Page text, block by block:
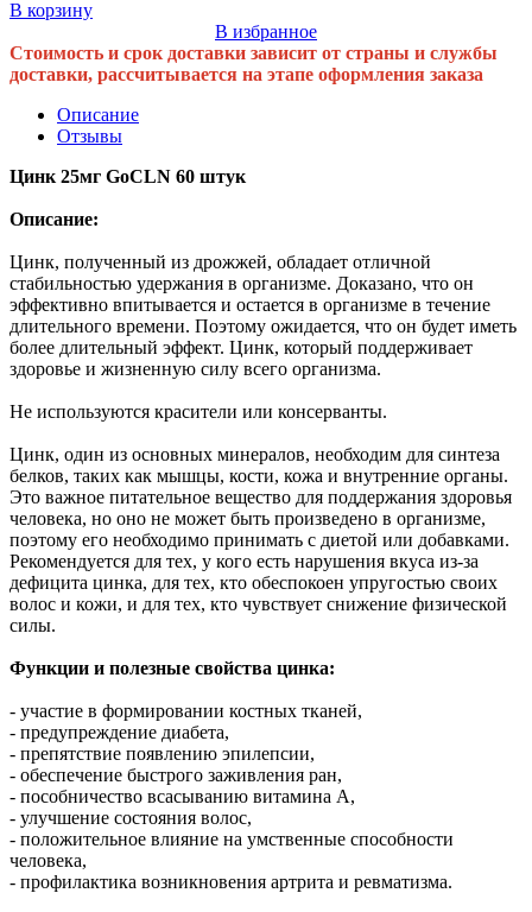
В корзину
В избранное
Стоимость и срок доставки зависит от страны и службы
доставки, рассчитывается на этапе оформления заказа
Описание
Отзывы
Цинк 25мг GoCLN 60 штук
Описание:
Цинк, полученный из дрожжей, обладает отличной
стабильностью удержания в организме. Доказано, что он
эффективно впитывается и остается в организме в течение
длительного времени. Поэтому ожидается, что он будет иметь
более длительный эффект. Цинк, который поддерживает
здоровье и жизненную силу всего организма.
Не используются красители или консерванты.
Цинк, один из основных минералов, необходим для синтеза
белков, таких как мышцы, кости, кожа и внутренние органы.
Это важное питательное вещество для поддержания здоровья
человека, но оно не может быть произведено в организме,
поэтому его необходимо принимать с диетой или добавками.
Рекомендуется для тех, у кого есть нарушения вкуса из-за
дефицита цинка, для тех, кто обеспокоен упругостью своих
волос и кожи, и для тех, кто чувствует снижение физической
силы.
Функции и полезные свойства цинка:
- участие в формировании костных тканей,
- предупреждение диабета,
- препятствие появлению эпилепсии,
- обеспечение быстрого заживления ран,
- пособничество всасыванию витамина А,
- улучшение состояния волос,
- положительное влияние на умственные способности
человека,
- профилактика возникновения артрита и ревматизма.